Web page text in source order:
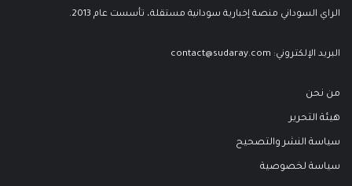
الراي السوداني منصة إخبارية سودانية مستقلة، تأسست عام 2013.
البريد الإلكتروني: contact@sudaray.com
من نحن
هيئة التحرير
سياسة النشر والتصحيح
سياسة لخصوصية